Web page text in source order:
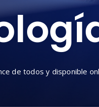
de todos y disponible